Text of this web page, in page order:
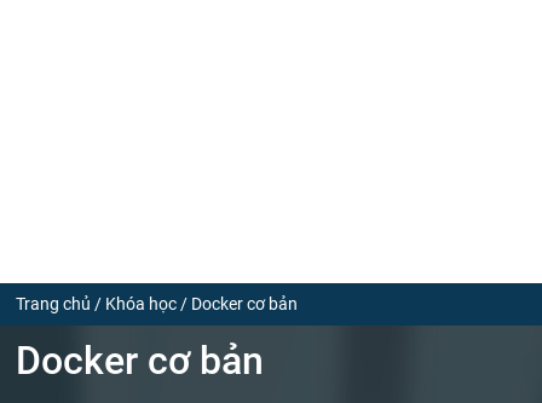
Trang chủ / Khóa học / Docker cơ bản
Docker cơ bản